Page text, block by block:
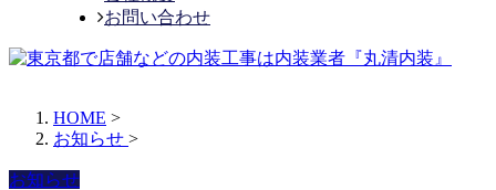
お問い合わせ
HOME >
お知らせ >
お知らせ